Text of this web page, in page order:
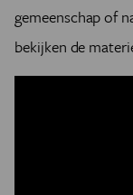
gemeenschap of
bekijken de